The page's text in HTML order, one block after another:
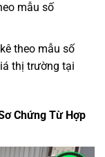
mẫu số
theo mẫu số
thị trường tại
Chứng Từ Hợp